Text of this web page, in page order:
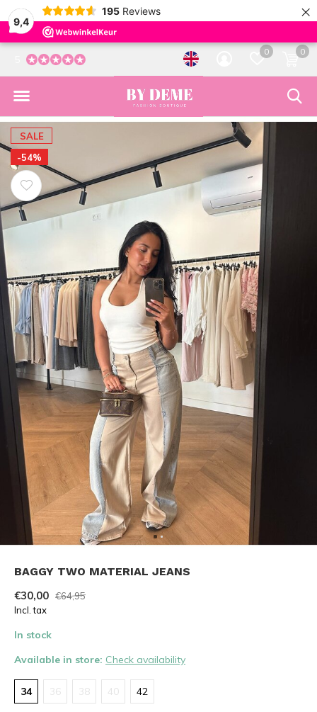
9,4
195 Reviews ×
0 0
SALE
-54%
BAGGY TWO MATERIAL JEANS
€30,00 €64,95
Incl. tax
In stock
Available in store: Check availability
34 36 38 40 42